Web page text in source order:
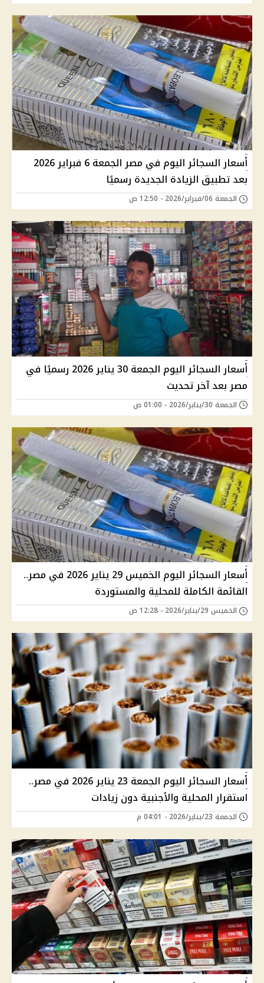
أسعار السجائر اليوم في مصر الجمعة 6 فبراير 2026
بعد تطبيق الزيادة الجديدة رسميًا
الجمعة 06/فبراير/2026 - 12:50 ص
أسعار السجائر اليوم الجمعة 30 يناير 2026 رسميًا في
مصر بعد آخر تحديث
الجمعة 30/يناير/2026 - 01:00 ص
أسعار السجائر اليوم الخميس 29 يناير 2026 في مصر..
القائمة الكاملة للمحلية والمستوردة
الخميس 29/يناير/2026 - 12:28 ص
أسعار السجائر اليوم الجمعة 23 يناير 2026 في مصر..
استقرار المحلية والأجنبية دون زيادات
الجمعة 23/يناير/2026 - 04:01 م